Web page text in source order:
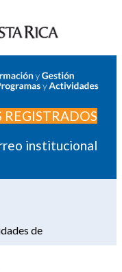
REGISTRADOS
institucional
de